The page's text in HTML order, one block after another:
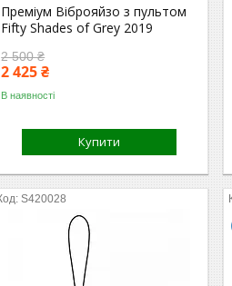
Преміум Віброяйзо з пультом
Fifty Shades of Grey 2019
2 500 ₴
2 425 ₴
В наявності
Купити
S420028